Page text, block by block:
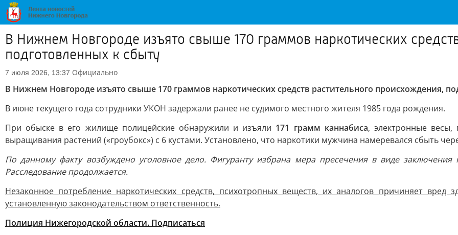
В Нижнем Новгороде изъято свыше 170 граммов наркотических
подготовленных к сбыту
7 июля 2026, 13:37 Официально
В Нижнем Новгороде изъято свыше 170 граммов наркотических средств растительного происхождения,
В июне текущего года сотрудники УКОН задержали ранее не судимого местного жителя 1985 года рождения.
При обыске в его жилище полицейские обнаружили и изъяли 171 грамм каннабиса, электронные
выращивания растений («гроубокс») с 6 кустами. Установлено, что наркотики мужчина намеревался сбыть
По данному факту возбуждено уголовное дело. Фигуранту избрана мера пресечения в виде
Расследование продолжается.
Незаконное потребление наркотических средств, психотропных веществ, их аналогов причиняет
установленную законодательством ответственность.
Полиция Нижегородской области. Подписаться